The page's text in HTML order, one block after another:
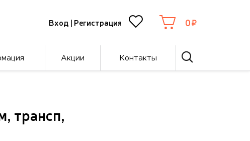
Вход | Регистрация 0
Акции Контакты
трансп,